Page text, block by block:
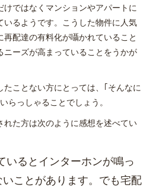
ではなくマンションやアパートに
いるようです。こうした物件に人気
配達の有料化が囁かれていること
ーズが高まっていることをうかが
ことない方にとっては、｢そんなに
らっしゃることでしょう。
た方は次のように感想を述べてい
いるとインターホンが鳴っ
ことがあります。でも宅配